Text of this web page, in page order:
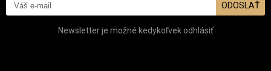
ODOSLAŤ
Newsletter je možné kedykoľvek odhlásiť